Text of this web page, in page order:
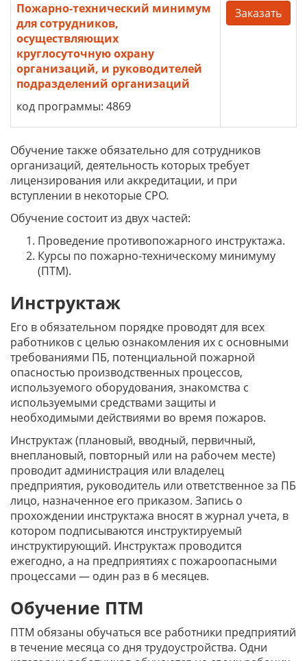
Пожарно-технический минимум
для сотрудников,
осуществляющих
круглосуточную охрану
организаций, и руководителей
подразделений организаций
код программы: 4869
Заказать
Обучение также обязательно для сотрудников
организаций, деятельность которых требует
лицензирования или аккредитации, и при
вступлении в некоторые СРО.
Обучение состоит из двух частей:
Проведение противопожарного инструктажа.
Курсы по пожарно-техническому минимуму
(ПТМ).
Инструктаж
Его в обязательном порядке проводят для всех
работников с целью ознакомления их с основными
требованиями ПБ, потенциальной пожарной
опасностью производственных процессов,
используемого оборудования, знакомства с
используемыми средствами защиты и
необходимыми действиями во время пожаров.
Инструктаж (плановый, вводный, первичный,
внеплановый, повторный или на рабочем месте)
проводит администрация или владелец
предприятия, руководитель или ответственное за ПБ
лицо, назначенное его приказом. Запись о
прохождении инструктажа вносят в журнал учета, в
котором подписываются инструктируемый
инструктирующий. Инструктаж проводится
ежегодно, а на предприятиях с пожароопасными
процессами — один раз в 6 месяцев.
Обучение ПТМ
ПТМ обязаны обучаться все работники предприятий
в течение месяца со дня трудоустройства. Одни